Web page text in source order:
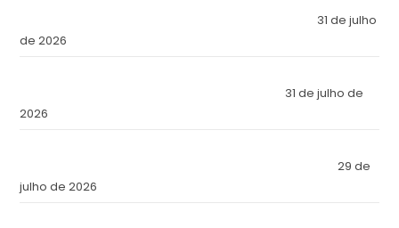
31 de julho
de 2026
31 de julho de
2026
29 de
julho de 2026